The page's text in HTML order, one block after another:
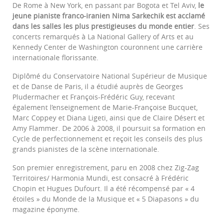
De Rome à New York, en passant par Bogota et Tel Aviv, le
jeune pianiste franco-iranien Nima Sarkechik est acclamé
dans les salles les plus prestigieuses du monde entier. Ses
concerts remarqués à La National Gallery of Arts et au
Kennedy Center de Washington couronnent une carrière
internationale florissante.
Diplômé du Conservatoire National Supérieur de Musique
et de Danse de Paris, il a étudié auprès de Georges
Pludermacher et François-Frédéric Guy, recevant
également l’enseignement de Marie-Françoise Bucquet,
Marc Coppey et Diana Ligeti, ainsi que de Claire Désert et
Amy Flammer. De 2006 à 2008, il poursuit sa formation en
Cycle de perfectionnement et reçoit les conseils des plus
grands pianistes de la scène internationale.
Son premier enregistrement, paru en 2008 chez Zig-Zag
Territoires/ Harmonia Mundi, est consacré à Frédéric
Chopin et Hugues Dufourt. Il a été récompensé par « 4
étoiles » du Monde de la Musique et « 5 Diapasons » du
magazine éponyme.